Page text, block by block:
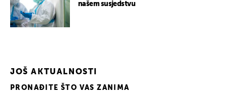
našem susjedstvu
JOŠ AKTUALNOSTI
PRONAĐITE ŠTO VAS ZANIMA